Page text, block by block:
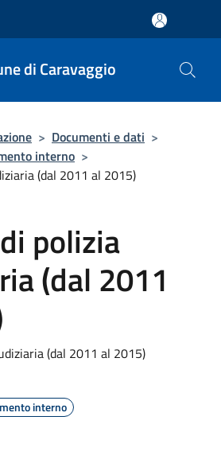
di Caravaggio
> Documenti e dati >
interno >
(dal 2011 al 2015)
polizia
(dal 2011
(dal 2011 al 2015)
interno